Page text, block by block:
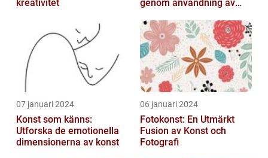
kreativitet
genom användning av
07 januari 2024
Konst som känns:
Utforska de emotionella
dimensionerna av konst
06 januari 2024
Fotokonst: En Utmärkt
Fusion av Konst och
Fotografi